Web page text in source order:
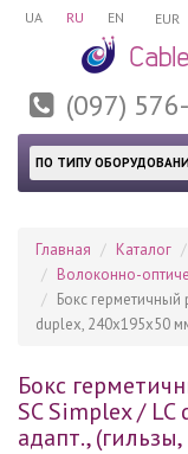
UA RU EN EUR
(097)
ПО ТИПУ
Главная Каталог
Волоконно-
Бокс герметичный
duplex, 240x195x50
Бокс
SC Simplex /
адапт., (гильзы,